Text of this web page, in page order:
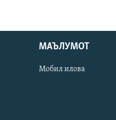
МАЪЛУМОТ
Мобил илова